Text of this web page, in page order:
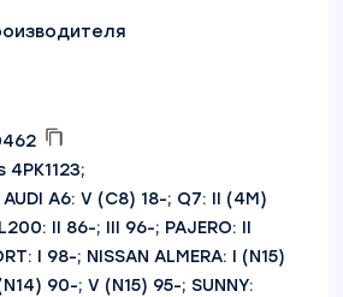
AUDI A6: V (C8) 18-; Q7: II (4M)
II 86-; III 96-; PAJERO: II
I 98-; NISSAN ALMERA: I (N15)
90-; V (N15) 95-; SUNNY: